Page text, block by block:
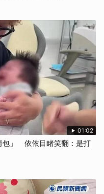
01:02
包」 依依目睹笑翻：是打